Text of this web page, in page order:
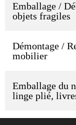
Emballage /
objets fragiles
Démontage /
mobilier
Emballage du
linge plié,